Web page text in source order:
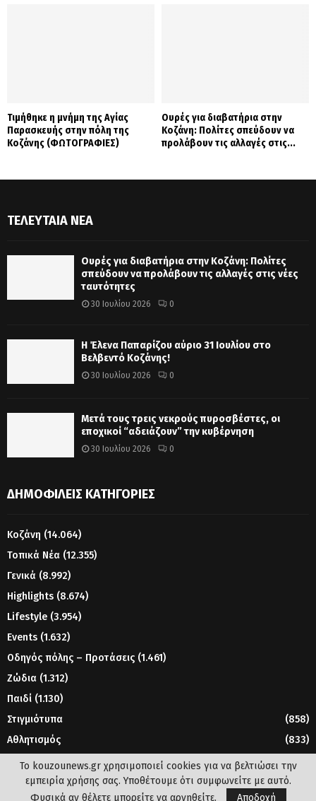
Τιμήθηκε η μνήμη της Αγίας
Παρασκευής στην πόλη της
Κοζάνης (ΦΩΤΟΓΡΑΦΙΕΣ)
Ουρές για διαβατήρια στην
Κοζάνη: Πολίτες σπεύδουν να
προλάβουν τις αλλαγές στις...
ΤΕΛΕΥΤΑΊΑ ΝΈΑ
Ουρές για διαβατήρια στην Κοζάνη: Πολίτες
σπεύδουν να προλάβουν τις αλλαγές στις νέες
ταυτότητες
30 Ιουλίου 2026 0
Η Έλενα Παπαρίζου αύριο 31 Ιουλίου στο
Βελβεντό Κοζάνης!
30 Ιουλίου 2026 0
Μετά τους τρεις νεκρούς πυροσβέστες, οι
εποχικοί “αδειάζουν” την κυβέρνηση
30 Ιουλίου 2026 0
ΔΗΜΟΦΙΛΕΊΣ ΚΑΤΗΓΟΡΊΕΣ
Κοζάνη (14.064)
Τοπικά Νέα (12.355)
Γενικά (8.992)
Highlights (8.674)
Lifestyle (3.954)
Events (1.632)
Οδηγός πόλης – Προτάσεις (1.461)
Ζώδια (1.312)
Παιδί (1.130)
Στιγμιότυπα
(858)
Αθλητισμός
(833)
Γυναίκα
Το kouzounews.gr χρησιμοποιεί cookies για να βελτιώσει την
εμπειρία χρήσης σας. Υποθέτουμε ότι συμφωνείτε με αυτό.
Φυσικά αν θέλετε μπορείτε να αρνηθείτε.
Αποδοχή